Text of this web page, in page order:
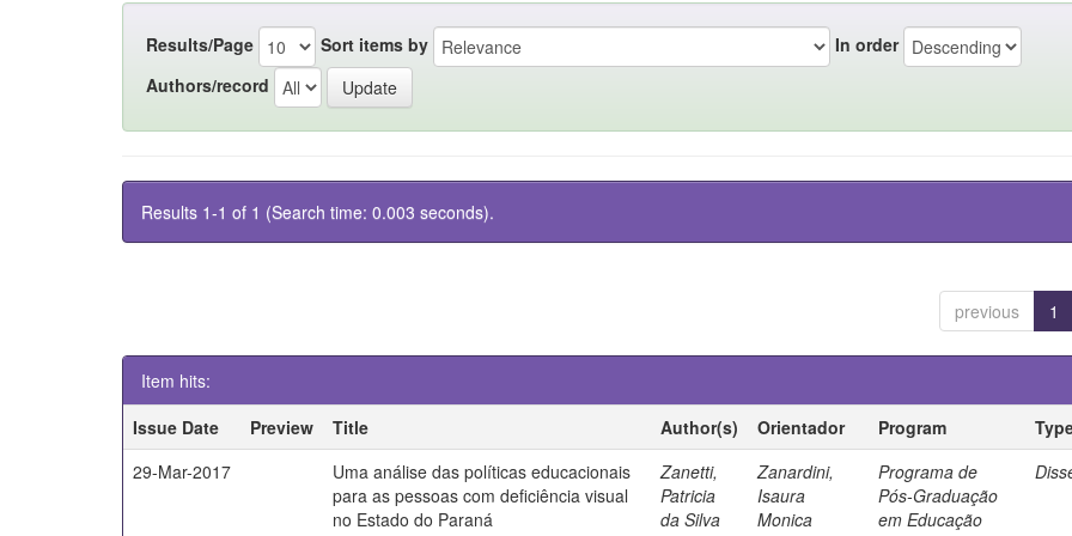
Results/Page Sort items by
In order
Authors/record
Results 1-1 of 1 (Search time: 0.003 seconds).
previous 1
Item hits:
Issue Date
Preview Title Author(s) Orientador Program
29-Mar-2017
Uma análise das políticas educacionais
para as pessoas com deficiência visual
no Estado do Paraná
Zanetti,
Patricia
da Silva
Zanardini,
Isaura
Monica
Programa de
Pós-Graduação
em Educação